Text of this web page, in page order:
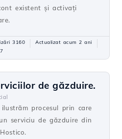
existent și activați
3160
Actualizat acum 2 ani
de găzduire.
procesul prin care
serviciu de găzduire din